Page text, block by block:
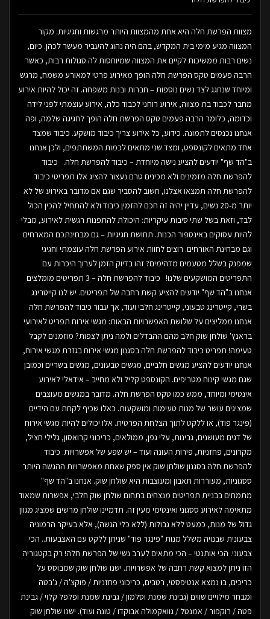
מצוות הפרשת חלה היא אחת מהמצוות היותר מרגשות וחגיגיות. מקור
המצווה מגיע מימי בית המקדש, בהם היה נהוג להעביר מעשר לכהן. כיום,
נשים רבות ממשיכות לקיים את המצווה שמיוחסות לה סגולות רבות, כאשר
הרבה פעמים טקס הפרשת חלה הופך מאירוע פרטי למאורע משמח, מרגש
ומיוחד שנחגג לצד נשים נוספות – חברות ובנות משפחה. זה יכול להיות אירוע
מחבר לכבוד בת מצווה, אירוע רוחני לכבוד כלה, אירוע עוצמתי לפני לידה
וכדומה, כלומר הרבה פעמים טקס הפרשת חלה הופך לחגיגה שלמה, ופה
אנחנו נכנסים לתמונה. כידוע, כל אירוע צריך כיבוד מושקע. כיבוד שמצד
אחד מתאים לקונספט, ומצד שני מתאים לכמות המשתתפים, ולכן אנחנו
ב"הד שף" יודעים להציע נישה מיוחדת – כיבוד להפרשת חלה. כיבוד
להפרשת חלה מזמינים ולא מכינים טרם נעצור להציג אלו תפריטי כיבוד
להפרשת חלה תמצאו אצלנו, חשוב להסביר שגם אם מדובר באירוע של לא
יותר מ-20 נשים, עדיין יהיה זה חכם להזמין כיבוד ולא להתחיל להכין הכול
לבד, וזאת בשל שתי סיבות עיקריות: היכולת להתפנות רגשית לאירוע, מבלי
להיות עסוקים באינספור הכנות. תחושת חגיגיות – גם מבחינתכם המארחים
וגם מבחינת האורחים. רוצים לחוות אירוע הפרשת חלה עוצמתי וחגיגי
שמפנק בשלל מטעמים מדהימים? זהו בדיוק הזמן לערוך היכרות עם
התפריטים המושקעים שלנו! כיבוד להפרשת חלה – 3 תפריטים מומלצים
אנחנו ב"הד שף" יודעים להציע קשת רחבה של תפריטים. יש לנו קייטרינג
בשרי, קייטרינג טבעוני, קייטרינג חלבי ועוד, אך עבור כיבוד להפרשת חלה
אנחנו ממליצים על שלושת האפשרויות הבאות: מגשי אירוח תפריט לאירועי
בראנץ' שולחן שוק חלב מהם ההבדלים ולמה ניתן לצפות? מוזמנים לקבל
טעימה! תפריט כיבוד להפרשת חלה בסגנון מגשי אירוח בגזרת מגשי אירוח,
אנחנו יודעים להציע מגשים חלביים, מגשים טבעונים, מגשים בשריים וכמובן
שגם מגשי קינוח מטריפים. הקונספט קליל ולא מחייב – אידאלי לאירוע
אינטימי ומיוחד, ממש כמו טקס הפרשת חלה. מדובר במגשים מעוצבים
שמציגים עושר של מנות טעימות ומושקעות. כאלו שכיף לקחת עם הידיים
(פינגר פוד), או ללקט לתוך הצלחת הפרטית. אלו יכולים להיות מגשי אירוח
של דגים מעושנים, גבינות, עלי גפן, ממולאים, כריכוני קרואסון, גלילי חציל,
מקרונים, פחזניות, פירות העונה ועוד – יש שפע של אפשרויות. כיבוד
להפרשת חלה בסגנון שולחן שוק אין ספק שאחת מאפשרויות ההגשה היותר
ססגוניות, מעוררות תאבון ומעוצבות היא שולחן שוק. אנחנו ב"הד שף"
מתמחים בבניית תפריטים מנצחים בתחום שולחן שוק חלבי, אפשרות שמאוד
מתאימה לאירוע ססגוני ואינטימי מעין זה. תדמיינו שולחן מרשים שמציג מגוון
גדול של מנות, כמעט ללא גבולות (ללא כלי הגשה), אלא בעיקר הרמוניה
צבעונית שבנויה משלל מנות "פינגר פוד" שניתן ללקט עם האצבעות.. הכי
צבעוני. הכי אותנטי – הכי מתאים לערב נשי של הפרשת חלה! רק בקטגוריה
הזו ניתן למצוא קשת רחבה של אפשרויות. ישנו שולחן שוק שמבוסס על
כריכים, בו נמצא אנטיפסטי, רטבים, כריכוני פחזניות / פוקצ'ה / ג'בטה
ומבחר מילויים שווים (גבינת שמנת וסלמון / גבינת שמנת ופלפל קלוי / גבינת
פטה / רוקפור / אמנטל / גוואקמולה אבוקדו / טונה ועוד). ישנו שולחן שוק